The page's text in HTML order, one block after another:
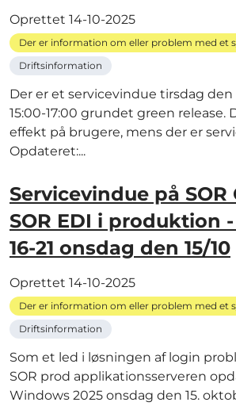
Oprettet 14-10-2025
Der er information om eller problem med et
Driftsinformation
Der er et servicevindue tirsdag den
15:00-17:00 grundet green release.
effekt på brugere, mens der er
Opdateret:...
Servicevindue på SOR
SOR EDI i produktion
16-21 onsdag den 15/10
Oprettet 14-10-2025
Der er information om eller problem med et
Driftsinformation
Som et led i løsningen af login
SOR prod applikationsserveren
Windows 2025 onsdag den 15.